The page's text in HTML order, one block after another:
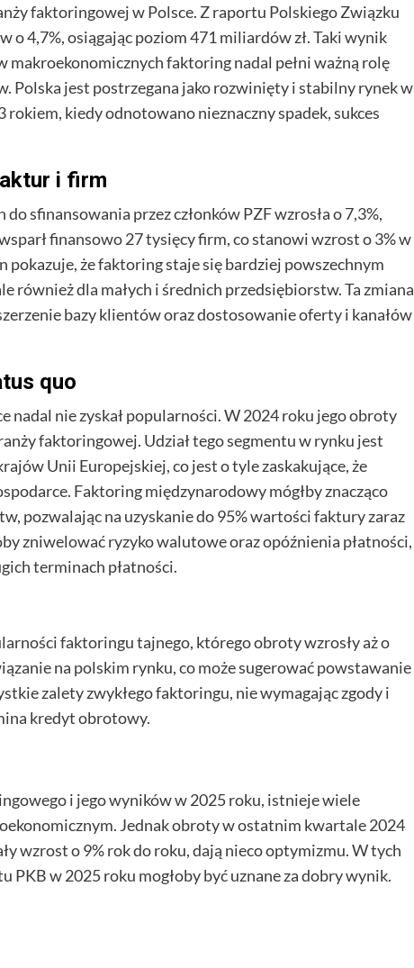
faktoringowej w Polsce. Z raportu Polskiego Związku
4,7%, osiągając poziom 471 miliardów zł. Taki wynik
faktoring nadal pełni ważną rolę
Polska jest postrzegana jako rozwinięty i stabilny rynek w
kiedy odnotowano nieznaczny spadek, sukces
i firm
sfinansowania przez członków PZF wzrosła o 7,3%,
finansowo 27 tysięcy firm, co stanowi wzrost o 3% w
że faktoring staje się bardziej powszechnym
również dla małych i średnich przedsiębiorstw. Ta zmiana
bazy klientów oraz dostosowanie oferty i kanałów
quo
nie zyskał popularności. W 2024 roku jego obroty
faktoringowej. Udział tego segmentu w rynku jest
Unii Europejskiej, co jest o tyle zaskakujące, że
Faktoring międzynarodowy mógłby znacząco
pozwalając na uzyskanie do 95% wartości faktury zaraz
zniwelować ryzyko walutowe oraz opóźnienia płatności,
terminach płatności.
faktoringu tajnego, którego obroty wzrosły aż o
na polskim rynku, co może sugerować powstawanie
zalety zwykłego faktoringu, nie wymagając zgody i
kredyt obrotowy.
i jego wyników w 2025 roku, istnieje wiele
Jednak obroty w ostatnim kwartale 2024
wzrost o 9% rok do roku, dają nieco optymizmu. W tych
w 2025 roku mogłoby być uznane za dobry wynik.